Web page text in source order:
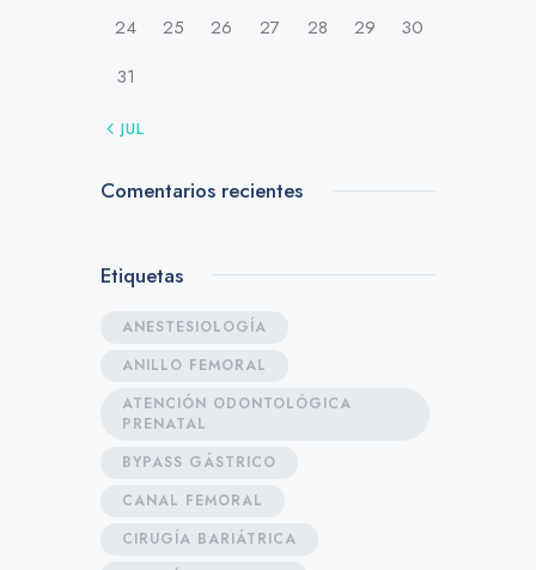
24
25 26 27 28 29
30
31
« JUL
Comentarios recientes
Etiquetas
ANESTESIOLOGÍA
ANILLO FEMORAL
ATENCIÓN ODONTOLÓGICA
PRENATAL
BYPASS GÁSTRICO
CANAL FEMORAL
CIRUGÍA BARIÁTRICA